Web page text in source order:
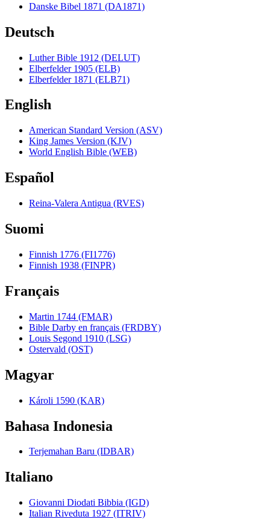
Danske Bibel 1871 (DA1871)
Deutsch
Luther Bible 1912 (DELUT)
Elberfelder 1905 (ELB)
Elberfelder 1871 (ELB71)
English
American Standard Version (ASV)
King James Version (KJV)
World English Bible (WEB)
Español
Reina-Valera Antigua (RVES)
Suomi
Finnish 1776 (FI1776)
Finnish 1938 (FINPR)
Français
Martin 1744 (FMAR)
Bible Darby en français (FRDBY)
Louis Segond 1910 (LSG)
Ostervald (OST)
Magyar
Károli 1590 (KAR)
Bahasa Indonesia
Terjemahan Baru (IDBAR)
Italiano
Giovanni Diodati Bibbia (IGD)
Italian Riveduta 1927 (ITRIV)